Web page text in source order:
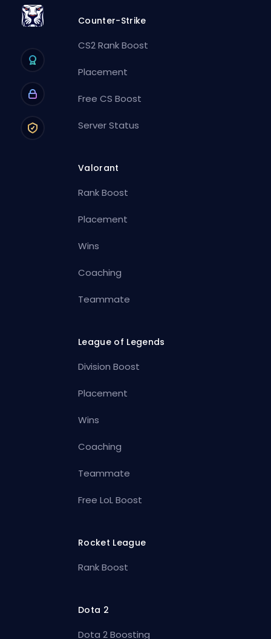
Counter-Strike
CS2 Rank Boost
Placement
Free CS Boost
Server Status
Valorant
Rank Boost
Placement
Wins
Coaching
Teammate
League of Legends
Division Boost
Placement
Wins
Coaching
Teammate
Free LoL Boost
Rocket League
Rank Boost
Dota 2
Dota 2 Boosting